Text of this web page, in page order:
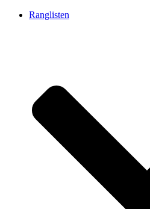
Ranglisten